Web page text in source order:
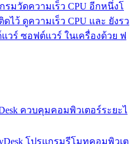
รมวัดความเร็ว CPU อีกหนึ่งโ
ว้ ดูความเร็ว CPU และ ยังรว
วร์ ซอฟต์แวร์ ในเครื่องด้วย ฟ
ควบคุมคอมพิวเตอร์ระยะไ
โปรแกรมรีโมทคอมพิวเต